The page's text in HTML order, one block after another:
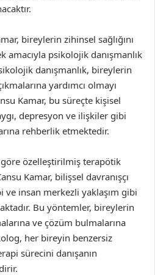
bireylerin zihinsel sağlığını
amacıyla psikolojik danışmanlık
danışmanlık, bireylerin
yardımcı olmayı
Kamar, bu süreçte kişisel
depresyon ve ilişkiler gibi
rehberlik etmektedir.
göre özelleştirilmiş terapötik
Kamar, bilişsel davranışçı
ve insan merkezli yaklaşım gibi
Bu yöntemler, bireylerin
ve çözüm bulmalarına
her bireyin benzersiz
sürecini danışanın